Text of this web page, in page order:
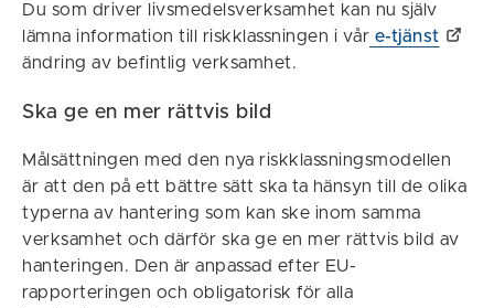
Du som driver livsmedelsverksamhet kan nu själv
lämna information till riskklassningen i vår e-tjänst
ändring av befintlig verksamhet.
Ska ge en mer rättvis bild
Målsättningen med den nya riskklassningsmodellen
är att den på ett bättre sätt ska ta hänsyn till de olika
typerna av hantering som kan ske inom samma
verksamhet och därför ska ge en mer rättvis bild av
hanteringen. Den är anpassad efter EU-
rapporteringen och obligatorisk för alla